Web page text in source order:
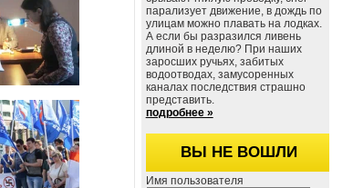
парализует движение, в дождь по
улицам можно плавать на лодках.
А если бы разразился ливень
длиной в неделю? При наших
заросших ручьях, забитых
водоотводах, замусоренных
каналах последствия страшно
представить.
подробнее »
ВЫ НЕ ВОШЛИ
Имя пользователя